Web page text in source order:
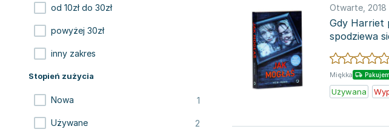
od 10zł do 30zł
powyżej 30zł
inny zakres
Stopień zużycia
Nowa 1
Używane 2
Otwarte 2018
Gdy Harriet
spodziewa
znika bez...
Miękka
Używana